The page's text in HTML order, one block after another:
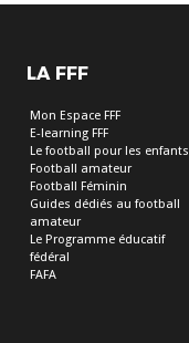
LA FFF
Mon Espace FFF
E-learning FFF
Le football pour les enfants
Football amateur
Football Féminin
Guides dédiés au football
amateur
Le Programme éducatif
fédéral
FAFA